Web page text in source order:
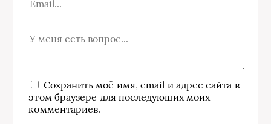
Сохранить моё имя, email и адрес сайта в
этом браузере для последующих моих
комментариев.